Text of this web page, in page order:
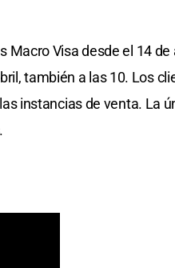
Visa desde el 14 de
también a las 10. Los
instancias de venta. La
.